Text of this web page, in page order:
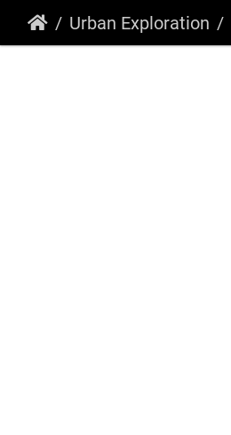
Urban Exploration